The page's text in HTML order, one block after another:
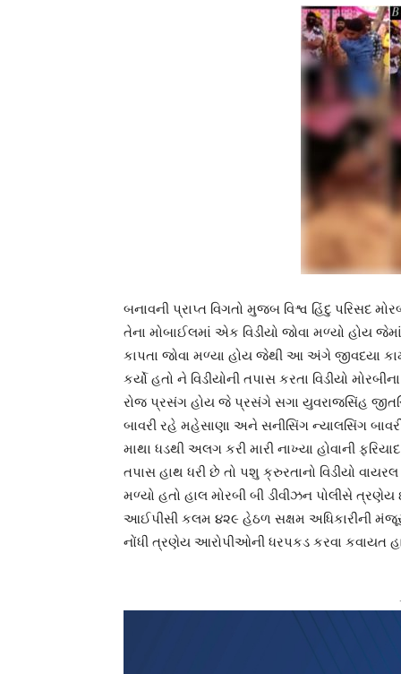
બનાવની પ્રાપ્ત વિગતો મુજબ વિશ્વ હિંદુ પરિસદ
તેના મોબાઈલમાં એક વિડીયો જોવા મળ્યો હોય
કાપતા જોવા મળ્યા હોય જેથી આ અંગે જીવદયા
કર્યો હતો ને વિડીયોની તપાસ કરતા વિડીયો
રોજ પ્રસંગ હોય જે પ્રસંગે સગા યુવરાજસિંહ
બાવરી રહે મહેસાણા અને સનીસિંગ ન્યાલસિંગ
માથા ધડથી અલગ કરી મારી નાખ્યા હોવાની
તપાસ હાથ ધરી છે તો પશુ ક્રુરતાનો વિડીયો વાયરલ
મળ્યો હતો હાલ મોરબી બી ડીવીઝન પોલીસે
આઈપીસી કલમ ૪૨૯ હેઠળ સક્ષમ અધિકારીની મંજૂરી
નોંધી ત્રણેય આરોપીઓની ધરપકડ કરવા કવાયત